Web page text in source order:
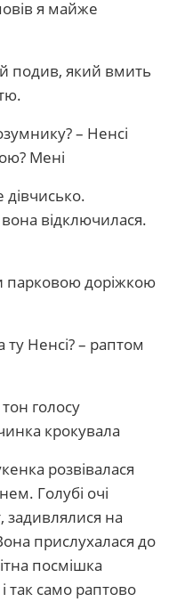
я майже
подив, який вмить
– Ненсі
Мені
дівчисько.
відключилася.
доріжкою
Ненсі? – раптом
голосу
крокувала
розвівалася
Голубі очі
задивлялися на
прислухалася до
посмішка
і так само раптово